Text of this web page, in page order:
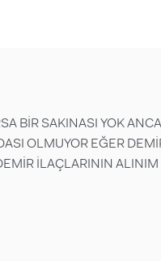
BİR SAKINASI YOK
OLMUYOR EĞER
İLAÇLARININ ALINIM